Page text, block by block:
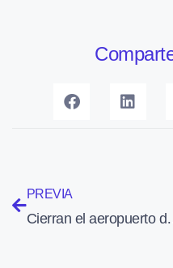
PREVIA
Cierran el